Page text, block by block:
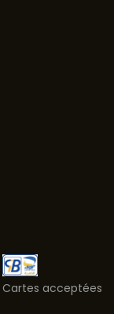
Cartes acceptées